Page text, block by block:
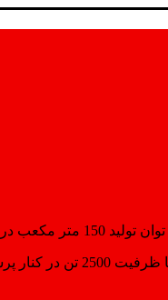
اماده مینمایند.